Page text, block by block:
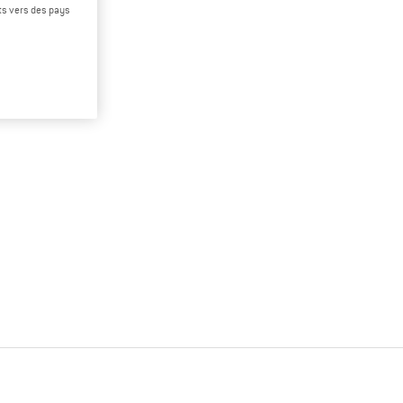
vers des pays